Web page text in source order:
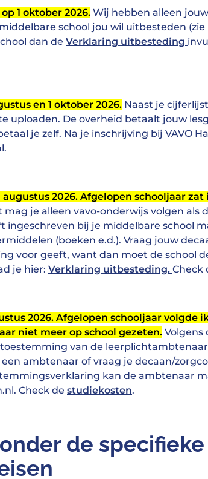
1 oktober 2026. Wij hebben alleen
middelbare school jou wil uitbesteden
dan de Verklaring uitbesteding
en 1 oktober 2026. Naast je
uploaden. De overheid betaalt jouw
je zelf. Na je inschrijving bij VAVO
augustus 2026. Afgelopen schooljaar zat
mag je alleen vavo-onderwijs volgen als
ingeschreven bij je middelbare school
(boeken e.d.). Vraag jouw
voor geeft, want dan moet de school
je hier: Verklaring uitbesteding. Check
2026. Afgelopen schooljaar volgde
niet meer op school gezeten. Volgens
van de
ambtenaar of vraag je decaan/
kan de ambtenaar
Check de studiekosten.
de specifieke